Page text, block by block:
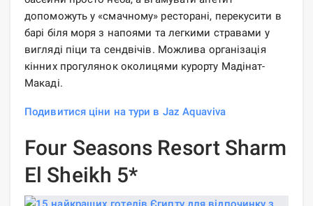
допоможуть у «смачному» ресторані, перекусити в
барі біля моря з напоями та легкими стравами у
вигляді піци та сендвічів. Можлива організація
кінних прогулянок околицями курорту Мадінат-
Макаді.
Подивитися ціни на тури в Jaz Aquaviva
Four Seasons Resort Sharm
El Sheikh 5*